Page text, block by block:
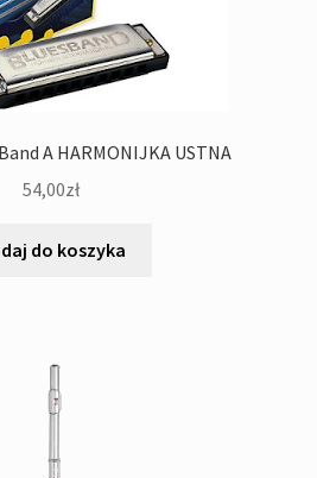
A HARMONIJKA USTNA
54,00zł
do koszyka